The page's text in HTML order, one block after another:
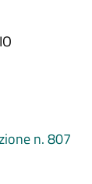
n. 807